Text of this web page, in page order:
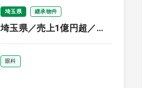
埼玉県 継承物件
埼玉県／売上1億円超／眼
眼科